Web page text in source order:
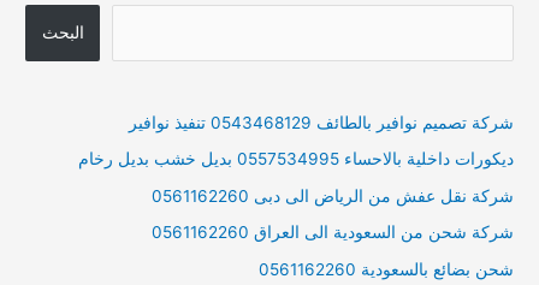
البحث
شركة تصميم نوافير بالطائف 0543468129 تنفيذ نوافير
ديكورات داخلية بالاحساء 0557534995 بديل خشب بديل رخام
شركة نقل عفش من الرياض الى دبى 0561162260
شركة شحن من السعودية الى العراق 0561162260
شحن بضائع بالسعودية 0561162260